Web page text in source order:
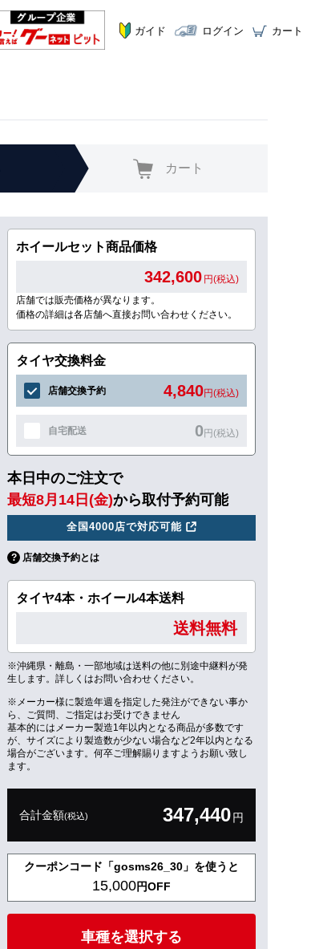
ガイド ログイン カート
カート
ホイールセット商品価格
342,600 円(税込)
店舗では販売価格が異なります。
価格の詳細は各店舗へ直接お問い合わせください。
タイヤ交換料金
店舗交換予約 4,840円(税込)
自宅配送 0円(税込)
本日中のご注文で
最短8月14日(金)から取付予約可能
全国4000店で対応可能
店舗交換予約とは
タイヤ4本・ホイール4本送料
送料無料
※沖縄県・離島・一部地域は送料の他に別途中継料が発
生します。詳しくはお問い合わせください。
※メーカー様に製造年週を指定した発注ができない事か
ら、ご質問、ご指定はお受けできません
基本的にはメーカー製造1年以内となる商品が多数です
が、サイズにより製造数が少ない場合など2年以内となる
場合がございます。何卒ご理解賜りますようお願い致し
ます。
合計金額(税込) 347,440円
クーポンコード「gosms26_30」を使うと
15,000円OFF
車種を選択する